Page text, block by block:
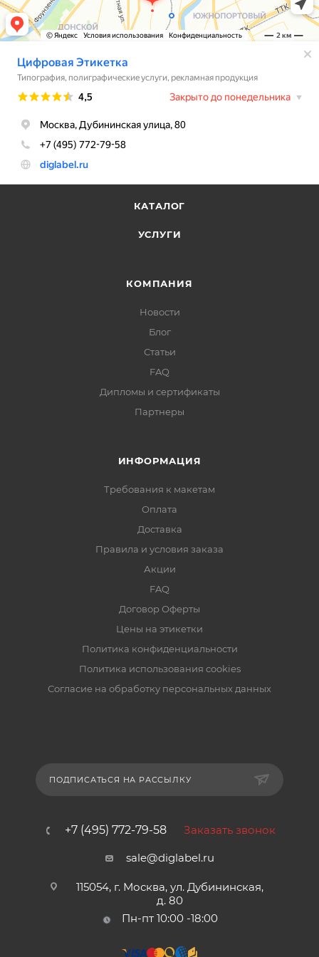
КАТАЛОГ
УСЛУГИ
КОМПАНИЯ
Новости
Блог
Статьи
FAQ
Дипломы и сертификаты
Партнеры
ИНФОРМАЦИЯ
Требования к макетам
Оплата
Доставка
Правила и условия заказа
Акции
FAQ
Договор Оферты
Цены на этикетки
Политика конфиденциальности
Политика использования cookies
Согласие на обработку персональных данных
ПОДПИСАТЬСЯ НА РАССЫЛКУ
+7 (495) 772-79-58 Заказать звонок
sale@diglabel.ru
115054, г. Москва, ул. Дубининская,
д. 80
Пн-пт 10:00 -18:00